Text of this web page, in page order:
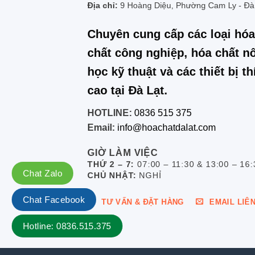
Chat Zalo
Chat Facebook
Hotline: 0836.515.375
Địa chỉ: 9 Hoàng Diệu, Phường Cam Ly -
Chuyên cung cấp các loại
chất công nghiệp, hóa chất
học kỹ thuật và các thiết bị
cao tại Đà Lạt.
HOTLINE: 0836 515 375
Email: info@hoachatdalat.com
GIỜ LÀM VIỆC
THỨ 2 – 7:07:00 – 11:30 & 13:00 –
CHỦ NHẬT: NGHỈ
TƯ VẤN & ĐẶT HÀNG EMAIL